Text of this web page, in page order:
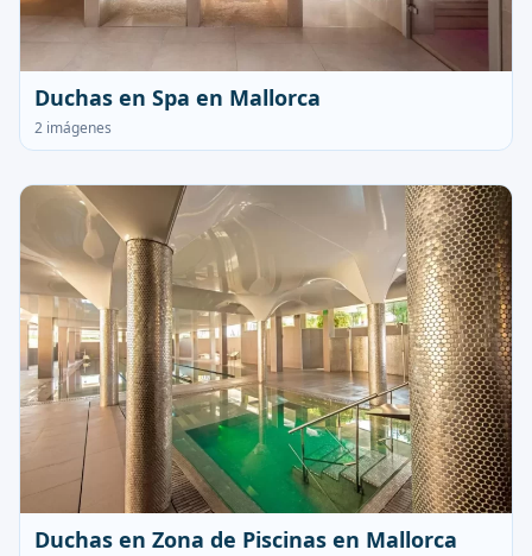
Duchas en Spa en Mallorca
2 imágenes
Duchas en Zona de Piscinas en Mallorca